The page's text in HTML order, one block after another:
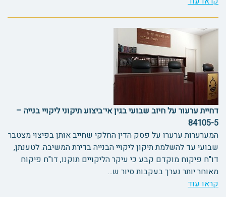
דחיית ערעור על חיוב שבועי בגין אי־ביצוע תיקוני ליקויי בנייה –
84105-5
המערערות ערערו על פסק הדין החלקי שחייב אותן בפיצוי מצטבר
שבועי עד להשלמת תיקון ליקויי הבנייה בדירת המשיבה. לטענתן,
דו"ח פיקוח מוקדם קבע כי עיקר הליקויים תוקנו, דו"ח פיקוח
מאוחר יותר נערך בעקבות סיור ש...
קראו עוד